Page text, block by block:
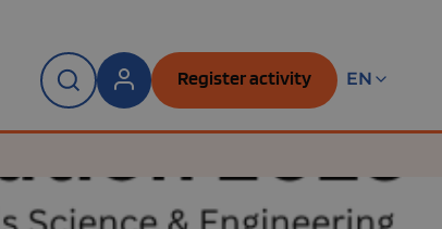
Register activity EN